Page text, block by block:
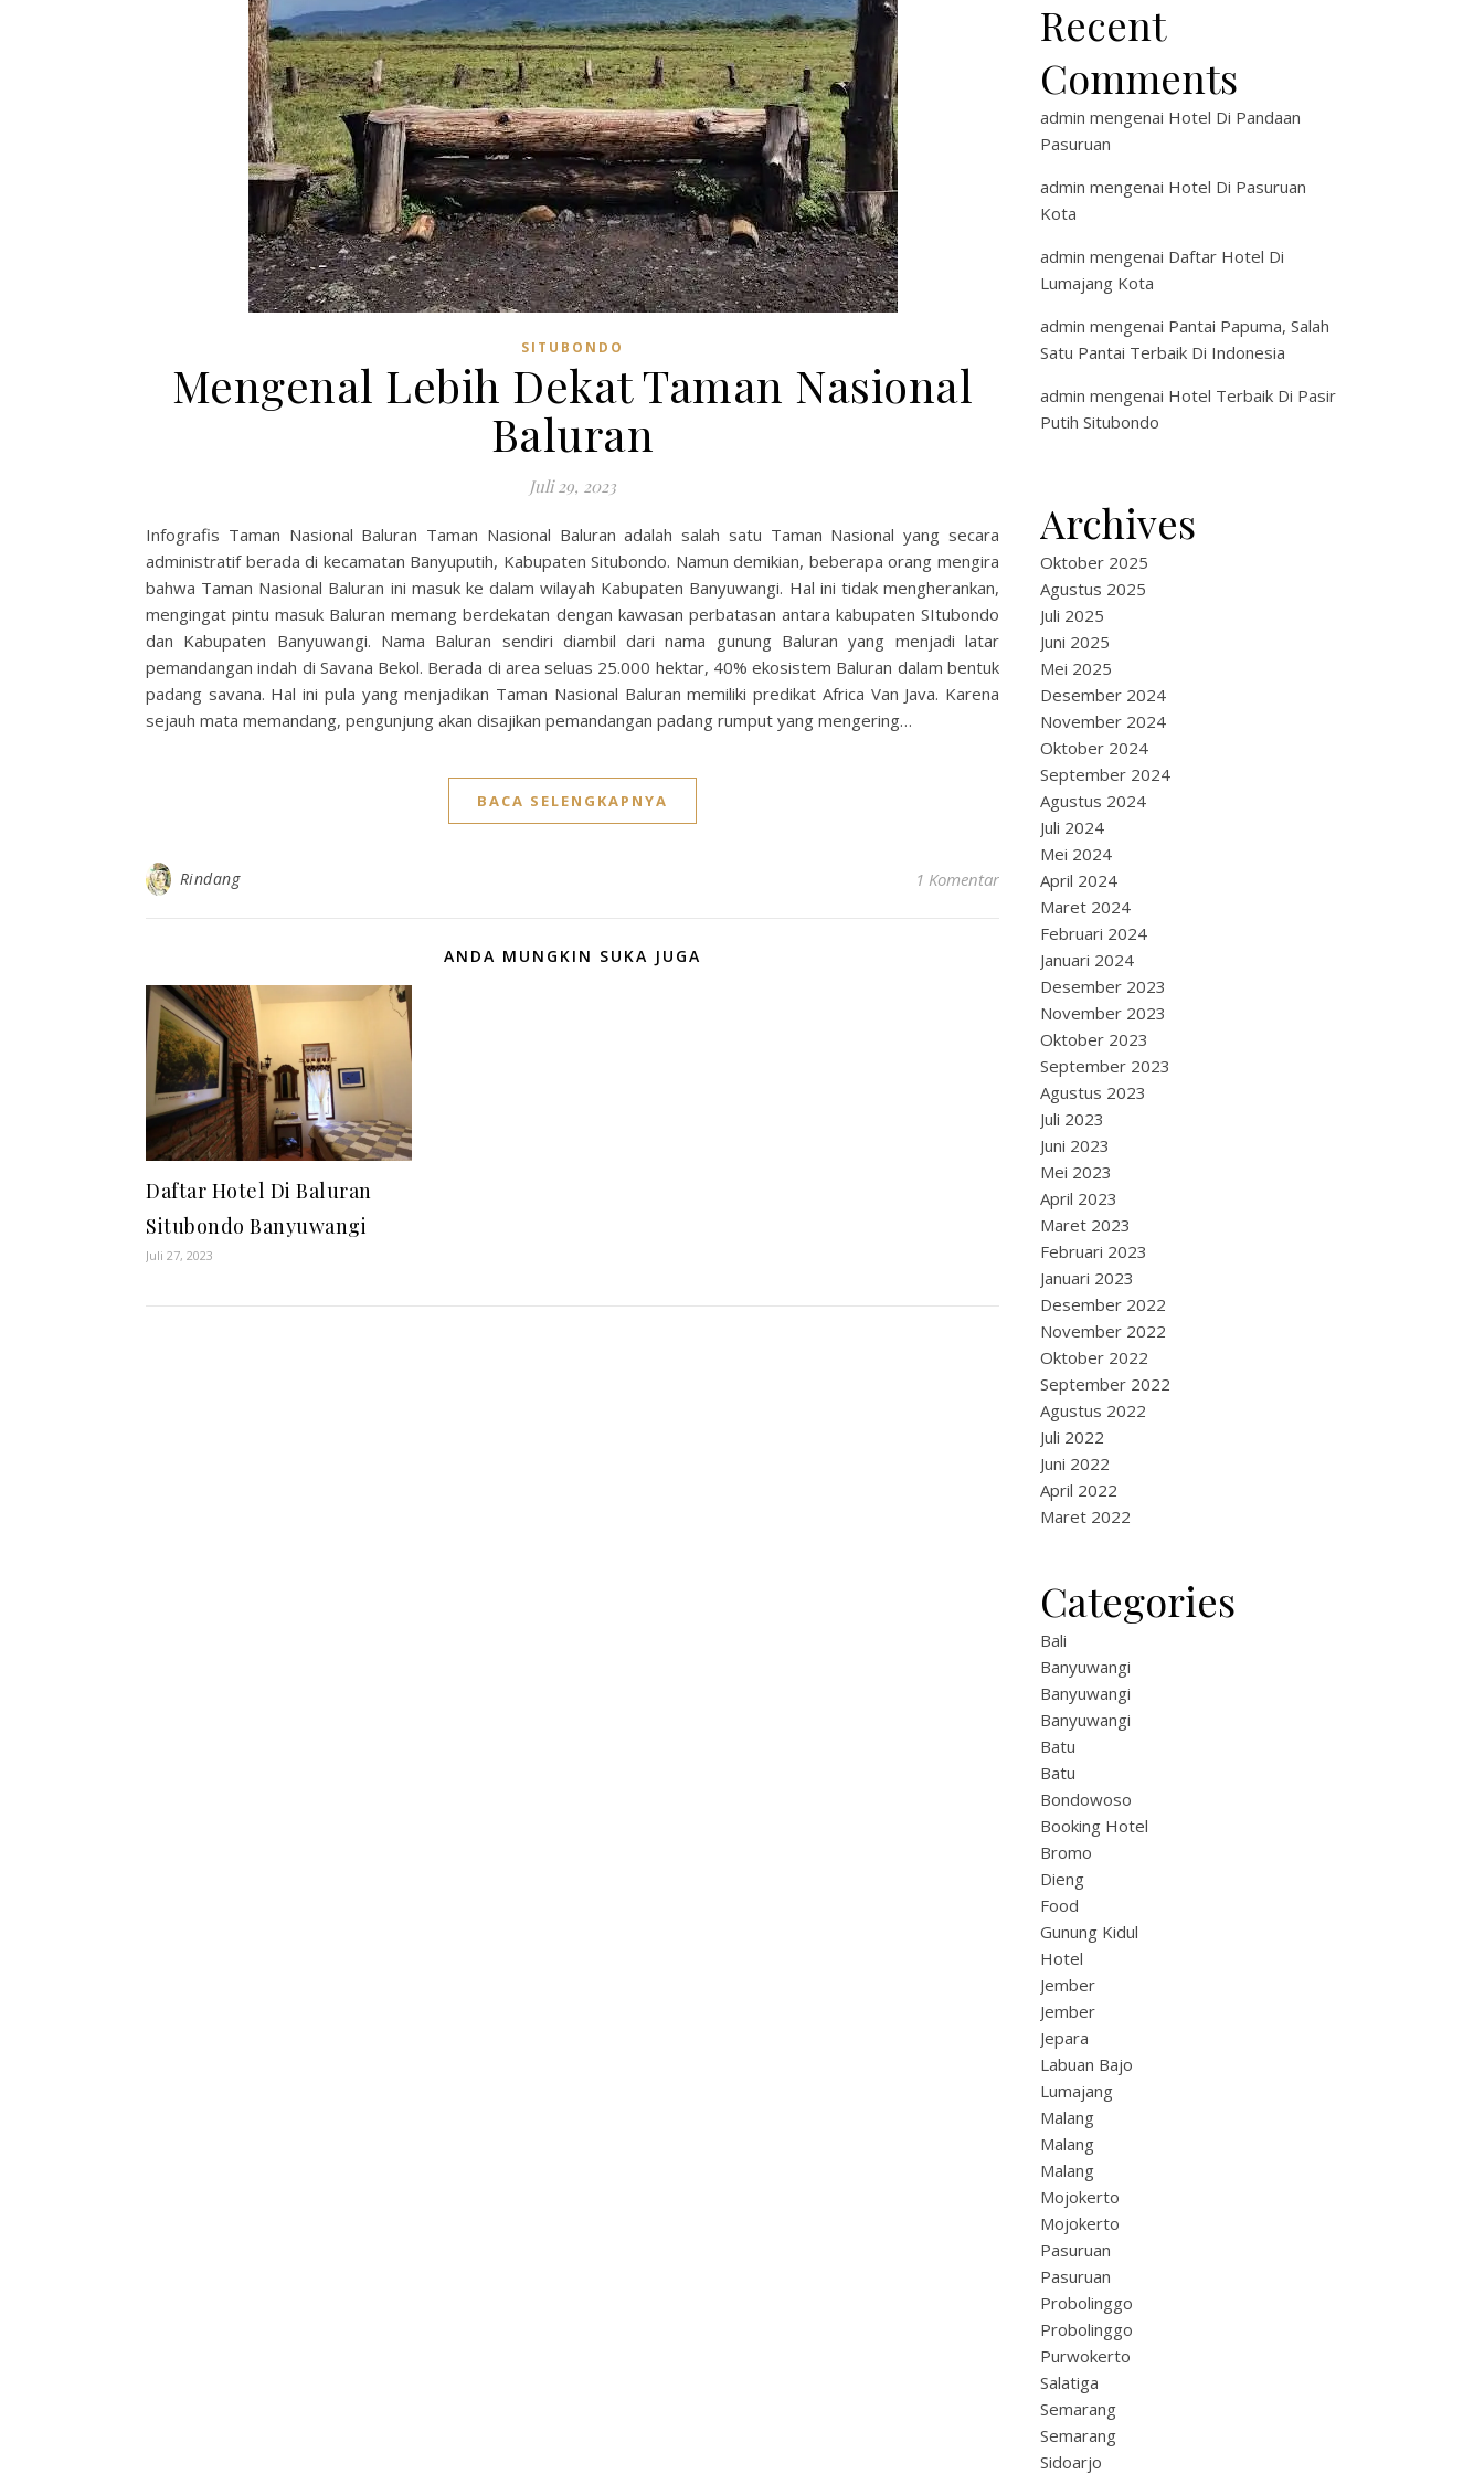
SITUBONDO
Mengenal Lebih Dekat Taman Nasional
Baluran
Juli 29, 2023
Infografis Taman Nasional Baluran Taman Nasional Baluran adalah salah satu Taman Nasional yang secara
administratif berada di kecamatan Banyuputih, Kabupaten Situbondo. Namun demikian, beberapa orang mengira
bahwa Taman Nasional Baluran ini masuk ke dalam wilayah Kabupaten Banyuwangi. Hal ini tidak mengherankan,
mengingat pintu masuk Baluran memang berdekatan dengan kawasan perbatasan antara kabupaten SItubondo
dan Kabupaten Banyuwangi. Nama Baluran sendiri diambil dari nama gunung Baluran yang menjadi latar
pemandangan indah di Savana Bekol. Berada di area seluas 25.000 hektar, 40% ekosistem Baluran dalam bentuk
padang savana. Hal ini pula yang menjadikan Taman Nasional Baluran memiliki predikat Africa Van Java. Karena
sejauh mata memandang, pengunjung akan disajikan pemandangan padang rumput yang mengering…
BACA SELENGKAPNYA
Rindang 1 Komentar
ANDA MUNGKIN SUKA JUGA
Daftar Hotel Di Baluran
Situbondo Banyuwangi
Juli 27, 2023
Recent
Comments
admin mengenai Hotel Di Pandaan
Pasuruan
admin mengenai Hotel Di Pasuruan
Kota
admin mengenai Daftar Hotel Di
Lumajang Kota
admin mengenai Pantai Papuma, Salah
Satu Pantai Terbaik Di Indonesia
admin mengenai Hotel Terbaik Di Pasir
Putih Situbondo
Archives
Oktober 2025
Agustus 2025
Juli 2025
Juni 2025
Mei 2025
Desember 2024
November 2024
Oktober 2024
September 2024
Agustus 2024
Juli 2024
Mei 2024
April 2024
Maret 2024
Februari 2024
Januari 2024
Desember 2023
November 2023
Oktober 2023
September 2023
Agustus 2023
Juli 2023
Juni 2023
Mei 2023
April 2023
Maret 2023
Februari 2023
Januari 2023
Desember 2022
November 2022
Oktober 2022
September 2022
Agustus 2022
Juli 2022
Juni 2022
April 2022
Maret 2022
Categories
Bali
Banyuwangi
Banyuwangi
Banyuwangi
Batu
Batu
Bondowoso
Booking Hotel
Bromo
Dieng
Food
Gunung Kidul
Hotel
Jember
Jember
Jepara
Labuan Bajo
Lumajang
Malang
Malang
Malang
Mojokerto
Mojokerto
Pasuruan
Pasuruan
Probolinggo
Probolinggo
Purwokerto
Salatiga
Semarang
Semarang
Sidoarjo